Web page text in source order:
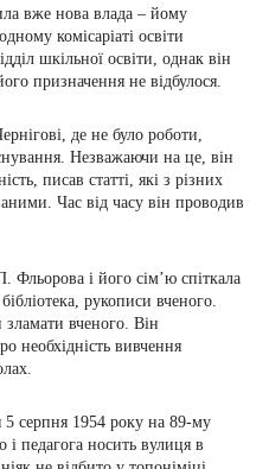
вже нова влада – йому
комісаріаті освіти
шкільної освіти, однак він
призначення не відбулося.
де не було роботи,
Незважаючи на це, він
писав статті, які з різних
Час від часу він проводив
Фльорова і його сім’ю спіткала
рукописи вченого.
вченого. Він
необхідність вивчення
серпня 1954 року на 89-му
і педагога носить вулиця в